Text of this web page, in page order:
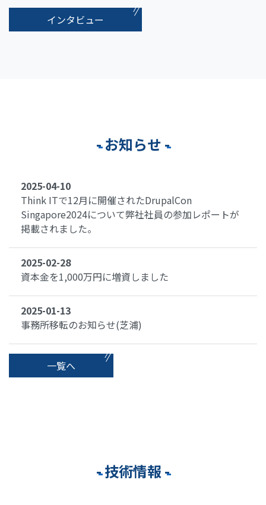
インタビュー
お知らせ
2025-04-10
Think ITで12月に開催されたDrupalCon
Singapore2024について弊社社員の参加レポートが
掲載されました。
2025-02-28
資本金を1,000万円に増資しました
2025-01-13
事務所移転のお知らせ(芝浦)
一覧へ
技術情報